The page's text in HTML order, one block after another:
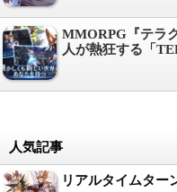
MMORPG『テラ
人が熱狂する「
人気記事
リアルタイムター